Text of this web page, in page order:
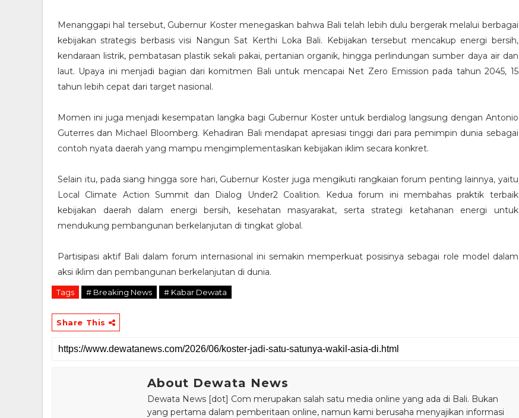
Menanggapi hal tersebut, Gubernur Koster menegaskan bahwa Bali telah lebih dulu bergerak melalui berbagai
kebijakan strategis berbasis visi Nangun Sat Kerthi Loka Bali. Kebijakan tersebut mencakup energi bersih,
kendaraan listrik, pembatasan plastik sekali pakai, pertanian organik, hingga perlindungan sumber daya air dan
laut. Upaya ini menjadi bagian dari komitmen Bali untuk mencapai Net Zero Emission pada tahun 2045, 15
tahun lebih cepat dari target nasional.
Momen ini juga menjadi kesempatan langka bagi Gubernur Koster untuk berdialog langsung dengan Antonio
Guterres dan Michael Bloomberg. Kehadiran Bali mendapat apresiasi tinggi dari para pemimpin dunia sebagai
contoh nyata daerah yang mampu mengimplementasikan kebijakan iklim secara konkret.
Selain itu, pada siang hingga sore hari, Gubernur Koster juga mengikuti rangkaian forum penting lainnya, yaitu
Local Climate Action Summit dan Dialog Under2 Coalition. Kedua forum ini membahas praktik terbaik
kebijakan daerah dalam energi bersih, kesehatan masyarakat, serta strategi ketahanan energi untuk
mendukung pembangunan berkelanjutan di tingkat global.
Partisipasi aktif Bali dalam forum internasional ini semakin memperkuat posisinya sebagai role model dalam
aksi iklim dan pembangunan berkelanjutan di dunia.
Tags # Breaking News # Kabar Dewata
Share This
About Dewata News
Dewata News [dot] Com merupakan salah satu media online yang ada di Bali. Bukan
yang pertama dalam pemberitaan online, namun kami berusaha menyajikan informasi